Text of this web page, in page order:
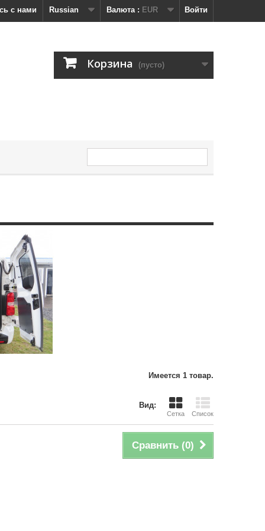
Войти
Валюта : EUR
Russian
с нами
Корзина (пусто)
Имеется 1 товар.
Вид:
Сетка Список
Сравнить (0)